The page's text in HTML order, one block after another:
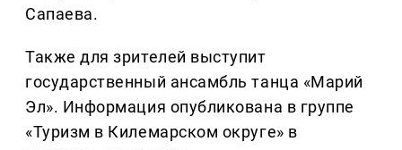
Сапаева.
Также для зрителей выступит
государственный ансамбль танца «Марий
Эл». Информация опубликована в группе
«Туризм в Килемарском округе» в